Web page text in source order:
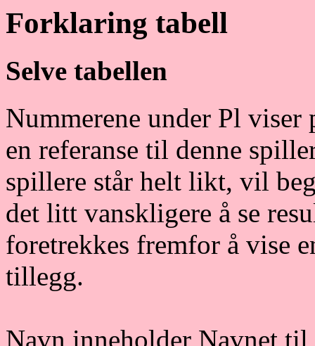
Forklaring tabell
Selve tabellen
Nummerene under Pl viser
en referanse til denne
spillere står helt likt, vil
det litt vanskligere å se
foretrekkes fremfor å vise
tillegg.
Navn inneholder Navnet til